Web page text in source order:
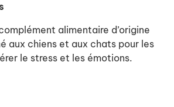
alimentaire d’origine
aux chiens et aux chats pour les
le stress et les émotions.